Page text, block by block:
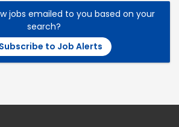
jobs emailed to you based on your
search?
Subscribe to Job Alerts